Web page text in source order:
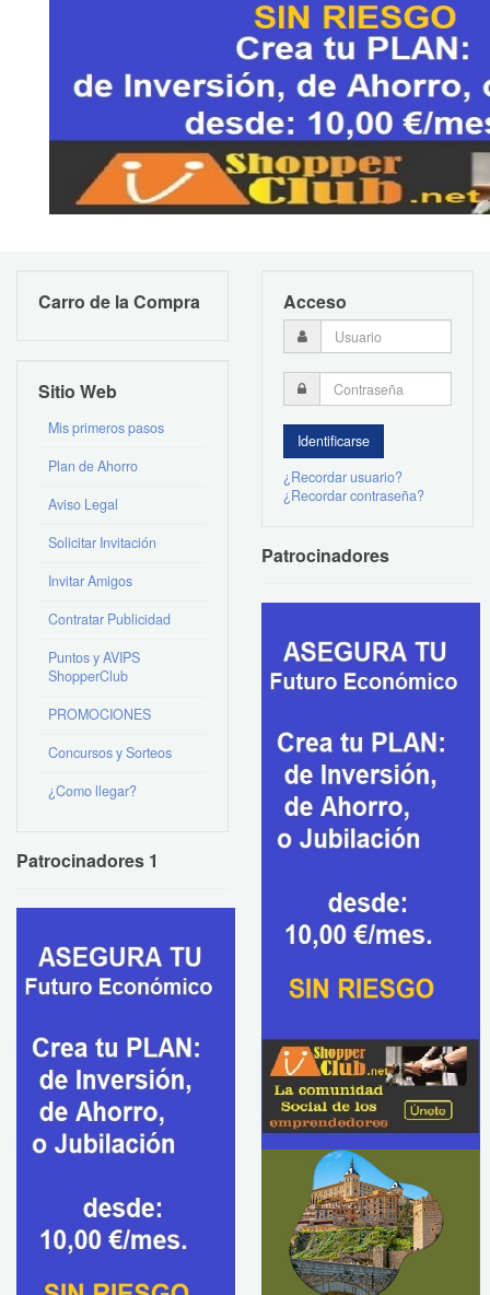
Carro de la Compra
Sitio Web
Mis primeros pasos
Plan de Ahorro
Aviso Legal
Solicitar Invitación
Invitar Amigos
Contratar Publicidad
Puntos y AVIPS
ShopperClub
PROMOCIONES
Concursos y Sorteos
¿Como llegar?
Patrocinadores 1
Acceso
¿Recordar usuario?
¿Recordar contraseña?
Patrocinadores